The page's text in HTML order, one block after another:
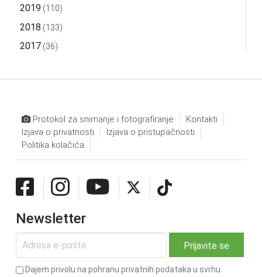
2019 (110)
2018 (133)
2017(36)
Protokol za snimanje i fotografiranje
Kontakti
Izjava o privatnosti
Izjava o pristupačnosti
Politika kolačića
Newsletter
Dajem privolu na pohranu privatnih podataka u svrhu